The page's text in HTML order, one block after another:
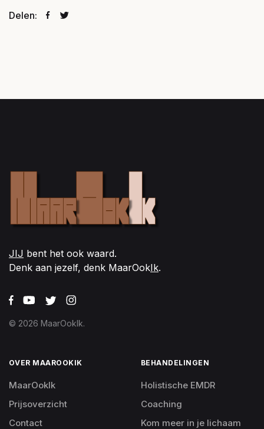
Delen:
JIJ bent het ook waard.
Denk aan jezelf, denk MaarOokIk.
© 2026 MaarOokIk.
OVER MAAROOKIK
MaarOokIk
Prijsoverzicht
Contact
BEHANDELINGEN
Holistische EMDR
Coaching
Kom meer in je lichaam